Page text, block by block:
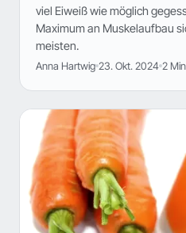
viel Eiweiß wie möglich
Maximum an Muskelaufbau
meisten.
Anna Hartwig 23. Okt. 2024 2